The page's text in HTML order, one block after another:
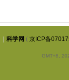
科学网 ( 京ICP备
GMT+8,